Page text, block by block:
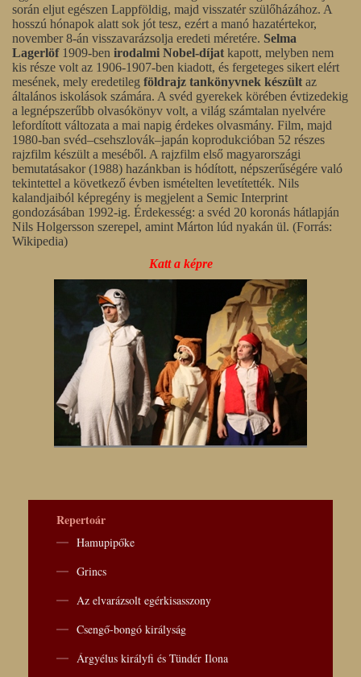
során eljut egészen Lappföldig, majd visszatér szülőházához. A
hosszú hónapok alatt sok jót tesz, ezért a manó hazatértekor,
november 8-án visszavarázsolja eredeti méretére. Selma
Lagerlöf1909-ben irodalmi Nobel-díjat kapott, melyben nem
kis része volt az 1906-1907-ben kiadott, és fergeteges sikert elért
mesének, mely eredetileg földrajz tankönyvnek készült az
általános iskolások számára. A svéd gyerekek körében évtizedekig
a legnépszerűbb olvasókönyv volt, a világ számtalan nyelvére
lefordított változata a mai napig érdekes olvasmány. Film, majd
1980-ban svéd–csehszlovák–japán koprodukcióban 52 részes
rajzfilm készült a meséből. A rajzfilm első magyarországi
bemutatásakor (1988) hazánkban is hódított, népszerűségére való
tekintettel a következő évben ismételten levetítették. Nils
kalandjaiból képregény is megjelent a Semic Interprint
gondozásában 1992-ig. Érdekesség: a svéd 20 koronás hátlapján
Nils Holgersson szerepel, amint Márton lúd nyakán ül. (Forrás:
Wikipedia)
Katt a képre
Repertoár
Hamupipőke
Grincs
Az elvarázsolt egérkisasszony
Csengő-bongó királyság
Árgyélus királyfi és Tündér Ilona